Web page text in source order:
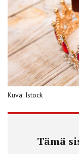
Kuva: Istock
Tämä